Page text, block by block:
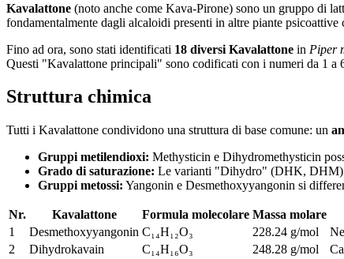
Kavalattone (noto anche come Kava-Pirone) sono un gruppo di
fondamentalmente dagli alcaloidi presenti in altre piante psicoattive
Fino ad ora, sono stati identificati 18 diversi Kavalattone in Piper
Questi "Kavalattone principali" sono codificati con i numeri da 1 a
Struttura chimica
Tutti i Kavalattone condividono una struttura di base comune: un
Gruppi metilendioxi: Methysticin e Dihydromethysticin
Grado di saturazione: Le varianti "Dihydro" (DHK, DHM)
Gruppi metossi: Yangonin e Desmethoxyyangonin si
Nr. Kavalattone Formula molecolare Massa molare
1
Desmethoxyyangonin C₁₄H₁₂O₃ 228.24 g/mol
2
Dihydrokavain C₁₄H₁₆O₃ 248.28 g/mol